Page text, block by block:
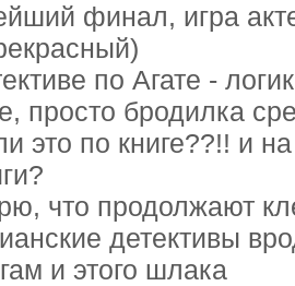
финал, игра
по Агате -
просто бродилка
это по книге??!! и
что продолжают
детективы
и этого шлака